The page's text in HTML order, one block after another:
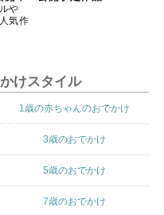
や
気作
けスタイル
1歳の赤ちゃんのおでかけ
3歳のおでかけ
5歳のおでかけ
7歳のおでかけ